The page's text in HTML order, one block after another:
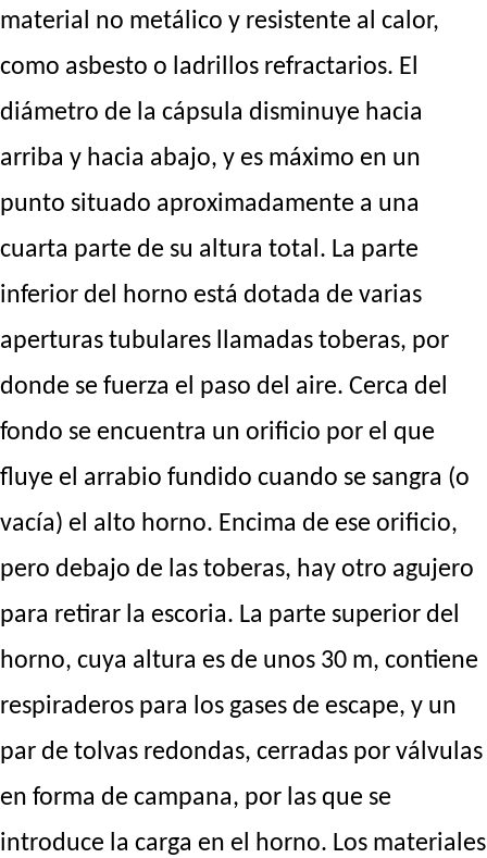
material no metálico y resistente al calor,
como asbesto o ladrillos refractarios. El
diámetro de la cápsula disminuye hacia
arriba y hacia abajo, y es máximo en un
punto situado aproximadamente a una
cuarta parte de su altura total. La parte
inferior del horno está dotada de varias
aperturas tubulares llamadas toberas, por
donde se fuerza el paso del aire. Cerca del
fondo se encuentra un orificio por el que
fluye el arrabio fundido cuando se sangra (o
vacía) el alto horno. Encima de ese orificio,
pero debajo de las toberas, hay otro agujero
para retirar la escoria. La parte superior del
horno, cuya altura es de unos 30 m, contiene
respiraderos para los gases de escape, y un
par de tolvas redondas, cerradas por válvulas
en forma de campana, por las que se
introduce la carga en el horno. Los materiales